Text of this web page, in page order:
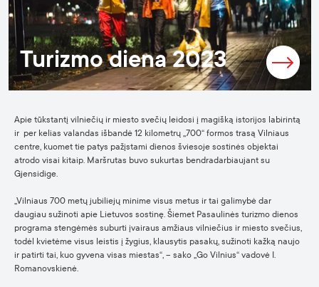
Turizmo diena 2023
Apie tūkstantį vilniečių ir miesto svečių leidosi į magišką istorijos labirintą
ir per kelias valandas išbandė 12 kilometrų „700“ formos trasą Vilniaus
centre, kuomet tie patys pažįstami dienos šviesoje sostinės objektai
atrodo visai kitaip. Maršrutas buvo sukurtas bendradarbiaujant su
Gjensidige.
„Vilniaus 700 metų jubiliejų minime visus metus ir tai galimybė dar
daugiau sužinoti apie Lietuvos sostinę. Šiemet Pasaulinės turizmo dienos
programa stengėmės suburti įvairaus amžiaus vilniečius ir miesto svečius,
todėl kvietėme visus leistis į žygius, klausytis pasakų, sužinoti kažką naujo
ir patirti tai, kuo gyvena visas miestas“, – sako „Go Vilnius“ vadovė I.
Romanovskienė.